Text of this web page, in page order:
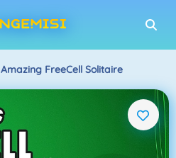
Amazing FreeCell Solitaire